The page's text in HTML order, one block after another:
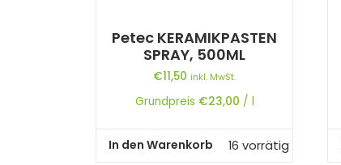
Petec KERAMIKPASTEN
SPRAY, 500ML
€11,50 inkl. MwSt.
Grundpreis €23,00 / l
In den Warenkorb 16 vorrätig